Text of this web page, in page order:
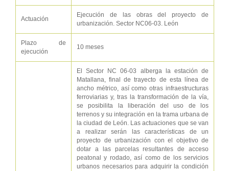
Actuación
Ejecución de las obras del proyecto de
urbanización. Sector NC06-03. León
Plazo de
ejecución
10 meses
El Sector NC 06-03 alberga la estación de
Matallana, final de trayecto de esta línea de
ancho métrico, así como otras infraestructuras
ferroviarias y, tras la transformación de la vía,
se posibilita la liberación del uso de los
terrenos y su integración en la trama urbana de
la ciudad de León. Las actuaciones que se van
a realizar serán las características de un
proyecto de urbanización con el objetivo de
dotar a las parcelas resultantes de acceso
peatonal y rodado, así como de los servicios
urbanos necesarios para adquirir la condición